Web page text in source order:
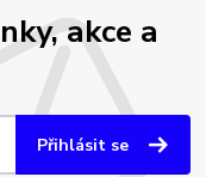
akce a
Přihlásit se